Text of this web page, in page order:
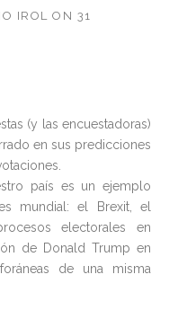
IROL ON 31
(y las encuestadoras)
en sus predicciones
país es un ejemplo
mundial: el Brexit, el
electorales en
de Donald Trump en
de una misma